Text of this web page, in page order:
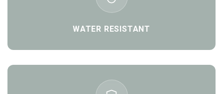
WATER RESISTANT